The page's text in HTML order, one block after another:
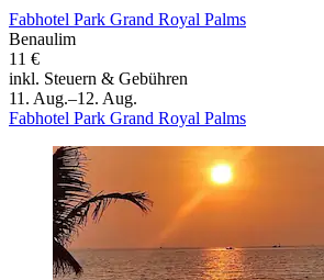
Fabhotel Park Grand Royal Palms
Benaulim
11 €
inkl. Steuern & Gebühren
11. Aug.–12. Aug.
Fabhotel Park Grand Royal Palms